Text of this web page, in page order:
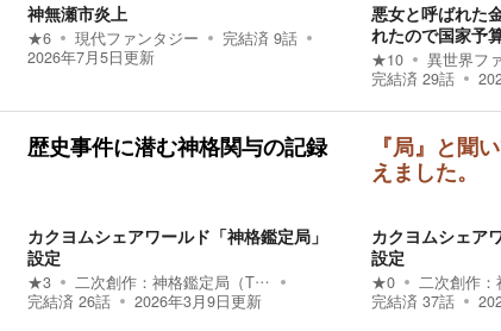
神無瀬市炎上
★6 現代ファンタジー 完結済 9話
2026年7月5日更新
悪女と呼ばれた
れたので国家予
★10
異世界フ
完結済 29話
歴史事件に潜む神格関与の記録
カクヨムシェアワールド「神格鑑定局」
設定
★3 二次創作：
神格鑑定局（TBD）
完結済 26話 2026年3月9日更新
『局』と聞
えました。
カクヨムシェア
設定
★0 二次創作：
完結済 37話